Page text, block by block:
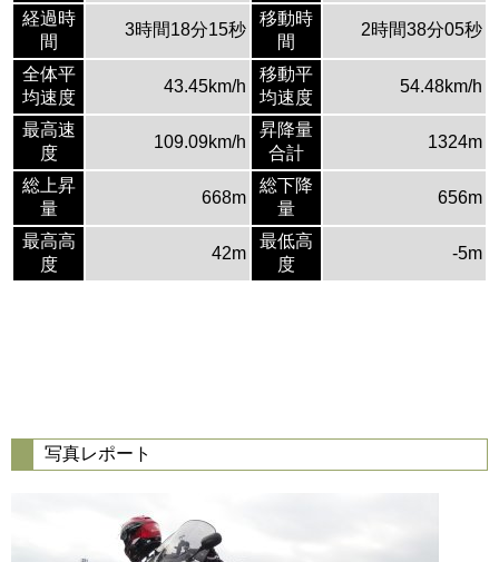
経過時
間
3時間18分15秒
移動時
間
2時間38分05秒
全体平
均速度
43.45km/h
移動平
均速度
54.48km/h
最高速
度
109.09km/h
昇降量
合計
1324m
総上昇
量
668m
総下降
量
656m
最高高
度
42m
最低高
度
-5m
写真レポート